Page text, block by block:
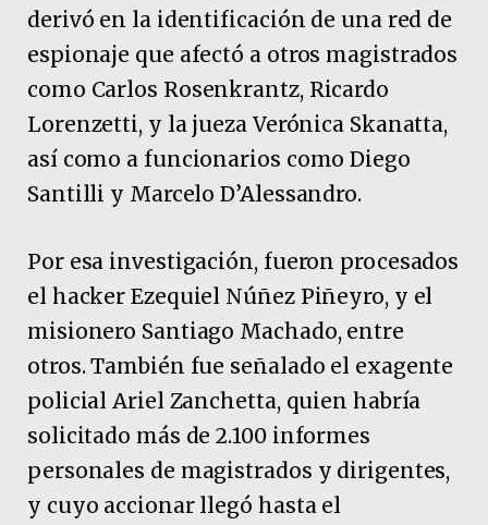
derivó en la identificación de una red de
espionaje que afectó a otros magistrados
como Carlos Rosenkrantz, Ricardo
Lorenzetti, y la jueza Verónica Skanatta,
así como a funcionarios como Diego
Santilli y Marcelo D’Alessandro.
Por esa investigación, fueron procesados
el hacker Ezequiel Núñez Piñeyro, y el
misionero Santiago Machado, entre
otros. También fue señalado el exagente
policial Ariel Zanchetta, quien habría
solicitado más de 2.100 informes
personales de magistrados y dirigentes,
y cuyo accionar llegó hasta el